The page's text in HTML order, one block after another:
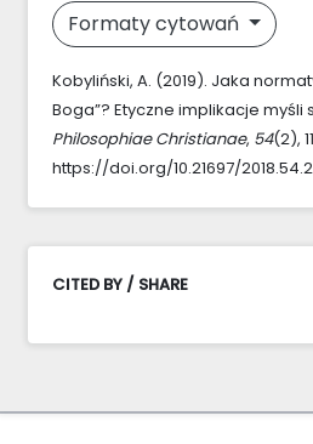
Formaty cytowań
Kobyliński, A. (2019). Jaka
Boga”? Etyczne implikacje myśli
Philosophiae Christianae, 54(2),
https://doi.org/10.21697/
CITED BY / SHARE